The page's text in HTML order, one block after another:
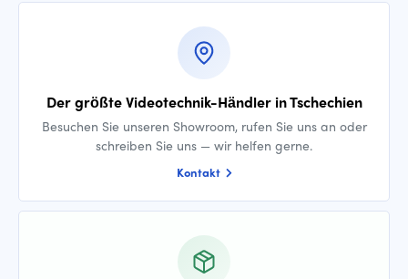
Der größte Videotechnik-Händler in Tschechien
Besuchen Sie unseren Showroom, rufen Sie uns an oder
schreiben Sie uns — wir helfen gerne.
Kontakt